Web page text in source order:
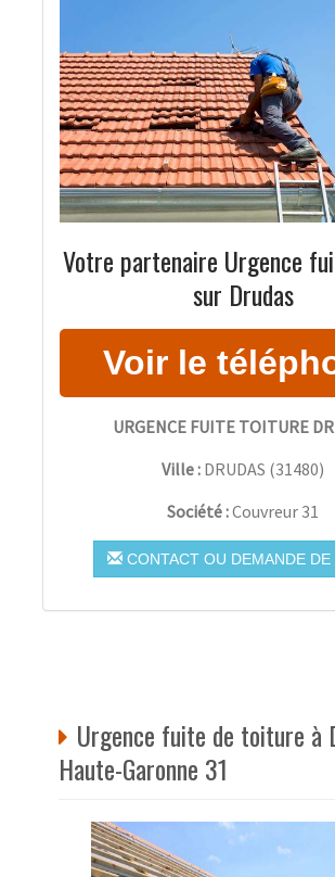
Votre partenaire Urgence
sur Drudas
URGENCE FUITE TOITURE
Ville : DRUDAS (31480)
Société :Couvreur 31
CONTACT OU DEMANDE DE
Urgence fuite de toiture à
Haute-Garonne 31